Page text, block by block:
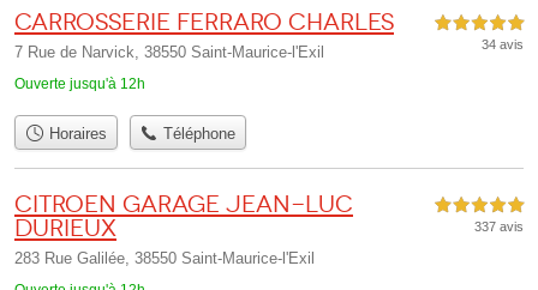
Carrosserie Ferraro Charles
7 Rue de Narvick, 38550 Saint-Maurice-l'Exil
Ouverte jusqu'à 12h
5,0 étoiles sur 5
34 avis
Horaires Téléphone
Citroen Garage Jean-Luc
Durieux
283 Rue Galilée, 38550 Saint-Maurice-l'Exil
5,0 étoiles sur 5
337 avis